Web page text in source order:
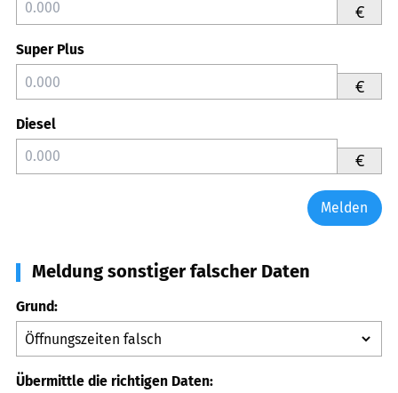
€
Super Plus
€
Diesel
€
Melden
Meldung sonstiger falscher Daten
Grund:
Übermittle die richtigen Daten: